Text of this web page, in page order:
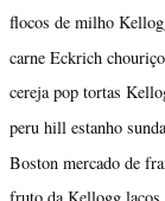
flocos de milho
carne Eckrich chouriço
cereja pop tortas
peru hill estanho
Boston mercado de